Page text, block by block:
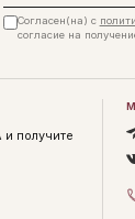
Согласен(на) с
согласие на
получите